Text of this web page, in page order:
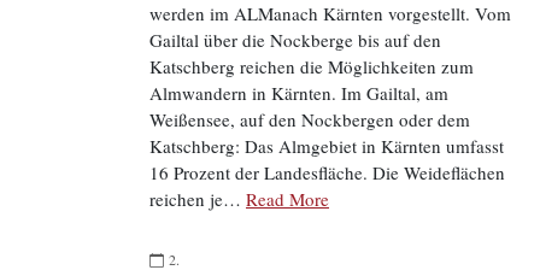
werden im ALManach Kärnten vorgestellt. Vom
Gailtal über die Nockberge bis auf den
Katschberg reichen die Möglichkeiten zum
Almwandern in Kärnten. Im Gailtal, am
Weißensee, auf den Nockbergen oder dem
Katschberg: Das Almgebiet in Kärnten umfasst
16 Prozent der Landesfläche. Die Weideflächen
reichen je… Read More
2.